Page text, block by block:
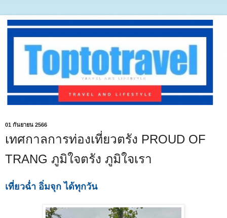
01 กันยายน 2566
เทศกาลการท่องเที่ยวตรัง PROUD OF
TRANG ภูมิใจตรัง ภูมิใจเรา
เที่ยวฉ่ำ อิ่มจุก ได้ทุกวัน